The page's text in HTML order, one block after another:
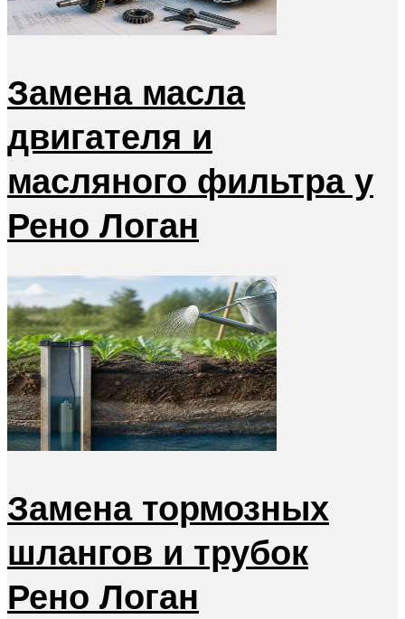
Замена масла
двигателя и
масляного фильтра у
Рено Логан
Замена тормозных
шлангов и трубок
Рено Логан